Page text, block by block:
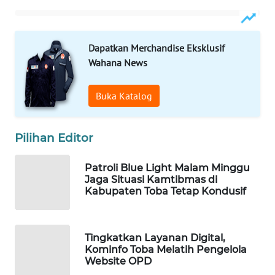
Dapatkan Merchandise Eksklusif
Wahana News
Buka Katalog
Pilihan Editor
Patroli Blue Light Malam Minggu
Jaga Situasi Kamtibmas di
Kabupaten Toba Tetap Kondusif
Tingkatkan Layanan Digital,
Kominfo Toba Melatih Pengelola
Website OPD
MAWAKA
MARTABAT
NET
WATCH